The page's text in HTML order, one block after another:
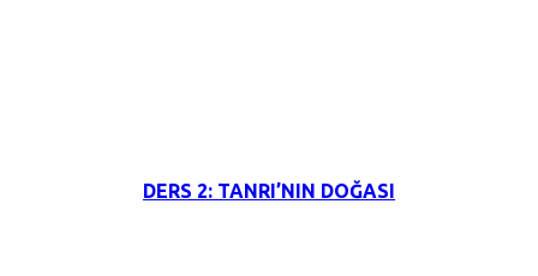
DERS 2: TANRI’NIN DOĞASI